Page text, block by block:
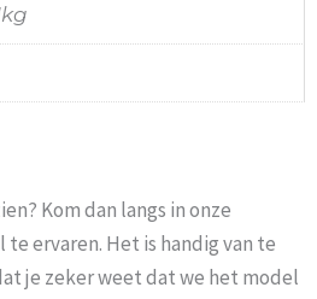
Kom dan langs in onze
ervaren. Het is handig van te
je zeker weet dat we het model